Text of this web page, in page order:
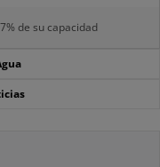
de su capacidad